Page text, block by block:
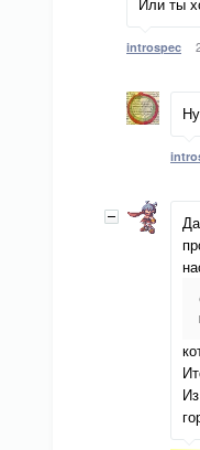
introspec